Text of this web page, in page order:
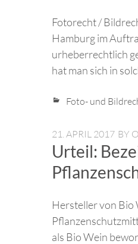
Fotorecht /
Hamburg im
urheberrechtlich
hat man sich in
Foto- und
21. APRIL 2017 BY
Urteil:
Hersteller von Bio
als Bio Wein